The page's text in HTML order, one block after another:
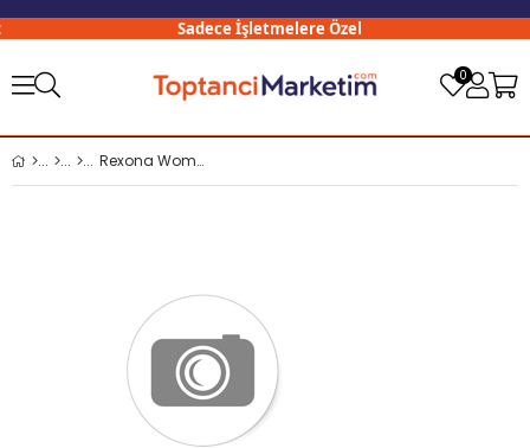
Sadece İşletmelere Özel
0
Rexona Women Deodorant 150 Ml Cotton Dry